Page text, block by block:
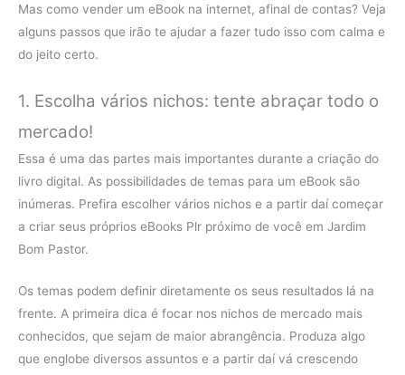
Mas como vender um eBook na internet, afinal de contas? Veja
alguns passos que irão te ajudar a fazer tudo isso com calma e
do jeito certo.
1. Escolha vários nichos: tente abraçar todo o
mercado!
Essa é uma das partes mais importantes durante a criação do
livro digital. As possibilidades de temas para um eBook são
inúmeras. Prefira escolher vários nichos e a partir daí começar
a criar seus próprios eBooks Plr próximo de você em Jardim
Bom Pastor.
Os temas podem definir diretamente os seus resultados lá na
frente. A primeira dica é focar nos nichos de mercado mais
conhecidos, que sejam de maior abrangência. Produza algo
que englobe diversos assuntos e a partir daí vá crescendo